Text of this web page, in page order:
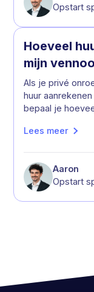
Opstart
Hoeveel
mijn
Als je privé
huur
bepaal je
Lees meer
Aaron
Opstart